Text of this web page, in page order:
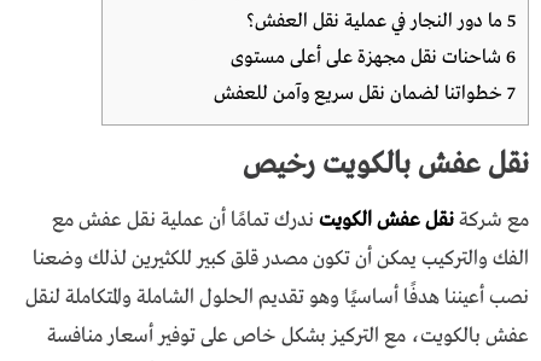
5 ما دور النجار في عملية نقل العفش؟
6 شاحنات نقل مجهزة على أعلى مستوى
7 خطواتنا لضمان نقل سريع وآمن للعفش
نقل عفش بالكويت رخيص
مع شركةنقل عفش الكويت ندرك تمامًا أن عملية نقل عفش مع
الفك والتركيب يمكن أن تكون مصدر قلق كبير للكثيرين لذلك وضعنا
نصب أعيننا هدفًا أساسيًا وهو تقديم الحلول الشاملة والمتكاملة لنقل
عفش بالكويت، مع التركيز بشكل خاص على توفير أسعار منافسة